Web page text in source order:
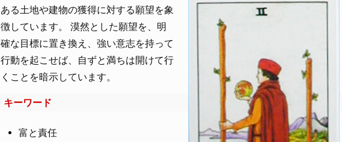
ある土地や建物の獲得に対する願望を象
徴しています。 漠然とした願望を、明
確な目標に置き換え、強い意志を持って
行動を起こせば、自ずと満ちは開けて行
くことを暗示しています。
キーワード
富と責任